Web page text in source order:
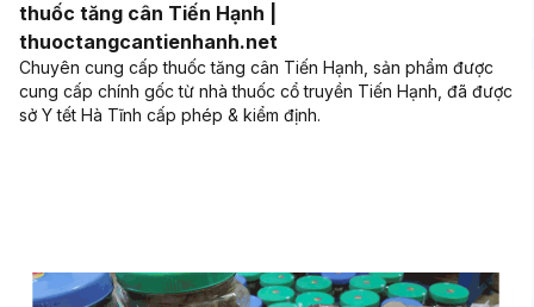
thuốc tăng cân Tiến Hạnh |
thuoctangcantienhanh.net
Chuyên cung cấp thuốc tăng cân Tiến Hạnh, sản phẩm được
cung cấp chính gốc từ nhà thuốc cổ truyền Tiến Hạnh, đã được
sở Y tết Hà Tĩnh cấp phép & kiểm định.